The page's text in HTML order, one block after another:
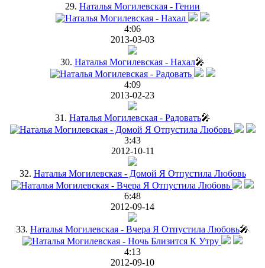
29. Наталья Могилевская - Гении
4:06
2013-03-03
30. Наталья Могилевская - Нахал🎤
4:09
2013-02-23
31. Наталья Могилевская - Радовать🎤
3:43
2012-10-11
32. Наталья Могилевская - Домой Я Отпустила Любовь
6:48
2012-09-14
33. Наталья Могилевская - Вчера Я Отпустила Любовь🎤
4:13
2012-09-10